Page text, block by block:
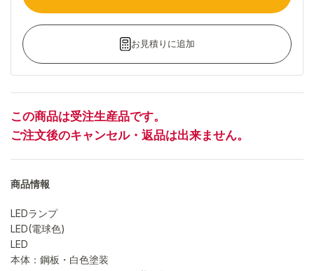
お見積りに追加
この商品は受注生産品です。
ご注文後のキャンセル・返品は出来ません。
商品情報
LEDランプ
LED(電球色)
LED
本体：鋼板・白色塗装